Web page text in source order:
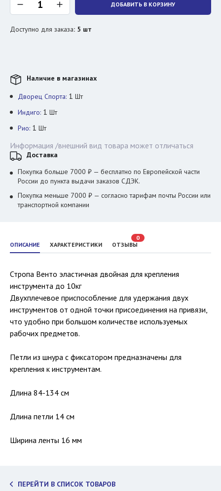
ДОБАВИТЬ В КОРЗИНУ
Доступно для заказа: 5 шт
ОПИСАНИЕ ХАРАКТЕРИСТИКИ ОТЗЫВЫ
0
Стропа Венто эластичная двойная для крепления
инструмента до 10кг
Двухплечевое приспособление для удержания двух
инструментов от одной точки присоединения на привязи,
что удобно при большом количестве используемых
рабочих предметов.
Петли из шнура с фиксатором предназначены для
крепления к инструментам.
Длина 84-134 см
Длина петли 14 см
Ширина ленты 16 мм
ПЕРЕЙТИ В СПИСОК ТОВАРОВ
Наличие в магазинах
Дворец Спорта: 1 Шт
Индиго: 1 Шт
Рио: 1 Шт
Информация /внешний вид товара может отличаться
Доставка
Покупка больше 7000 ₽ — бесплатно по Европейской части
России до пункта выдачи заказов СДЭК.
Покупка меньше 7000 ₽ — согласно тарифам почты России или
транспортной компании